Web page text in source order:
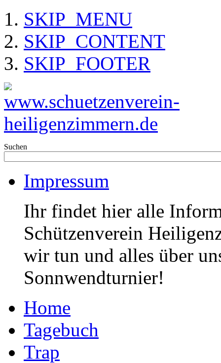
SKIP_MENU
SKIP_CONTENT
SKIP_FOOTER
Suchen
Impressum
Ihr findet hier alle
Schützenverein
wir tun und alles über
Sonnwendturnier!
Home
Tagebuch
Trap